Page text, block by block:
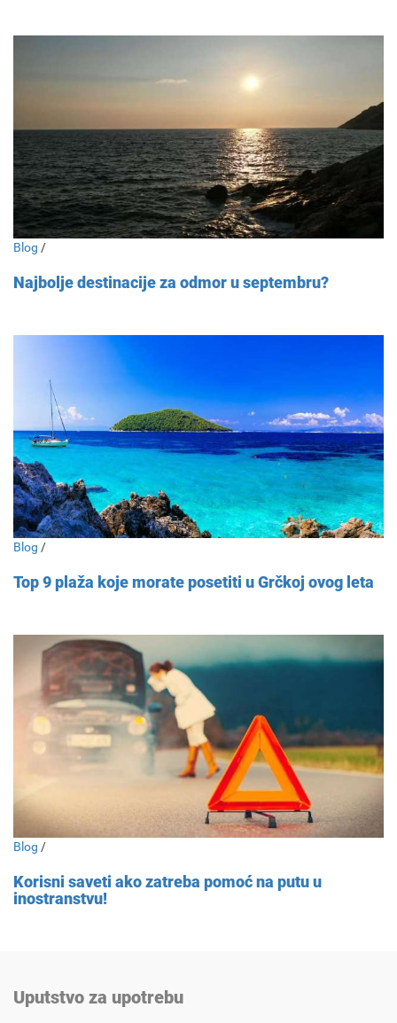
Blog /
Najbolje destinacije za odmor u septembru?
Blog /
Top 9 plaža koje morate posetiti u Grčkoj ovog leta
Blog /
Korisni saveti ako zatreba pomoć na putu u
inostranstvu!
Uputstvo za upotrebu